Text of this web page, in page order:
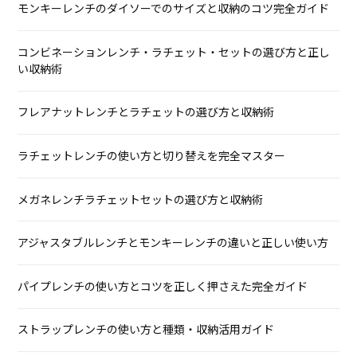
モンキーレンチのダイソーでのサイズと収納のコツ完全ガイド
コンビネーションレンチ・ラチェット・セットの選び方と正し
い収納術
フレアナットレンチとラチェットの選び方と収納術
ラチェットレンチの使い方と切り替えを完全マスター
メガネレンチラチェットセットの選び方と収納術
アジャスタブルレンチとモンキーレンチの違いと正しい使い方
パイプレンチの使い方とコツを正しく押さえた完全ガイド
ストラップレンチの使い方と種類・収納活用ガイド